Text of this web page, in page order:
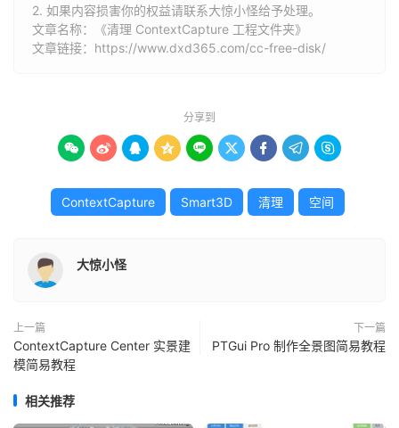
2. 如果内容损害你的权益请联系大惊小怪给予处理。
文章名称：《清理 ContextCapture 工程文件夹》
文章链接： https://www.dxd365.com/cc-free-disk/
分享到
        
ContextCapture Smart3D 清理 空间
大惊小怪
上一篇
ContextCapture Center 实景建
模简易教程
下一篇
PTGui Pro 制作全景图简易教程
相关推荐